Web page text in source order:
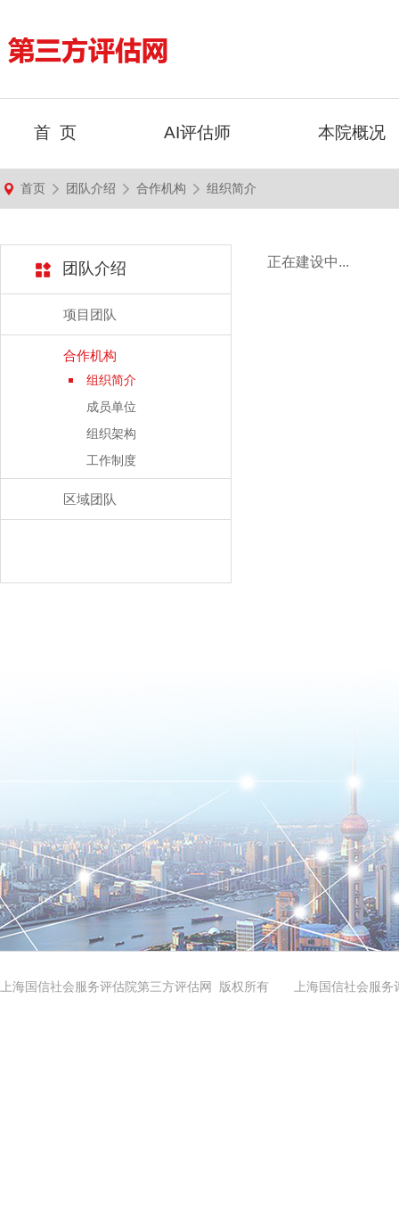
首 页 AI评估师 本院概况
首页 团队介绍 合作机构 组织简介
团队介绍
项目团队
合作机构
组织简介
成员单位
组织架构
工作制度
区域团队
正在建设中...
上海国信社会服务评估院第三方评估网 版权所有 上海国信社会服